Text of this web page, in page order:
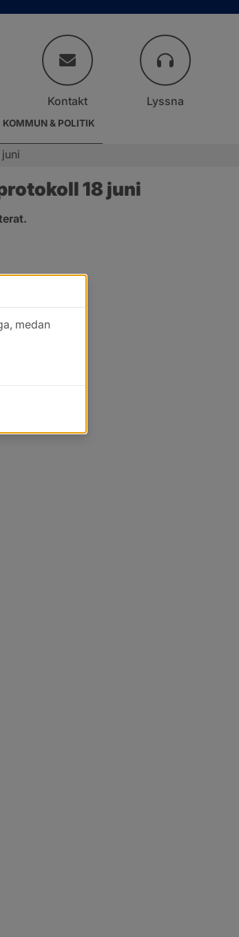
KOMMUN & POLITIK
Kontakt Lyssna
18 juni
medan